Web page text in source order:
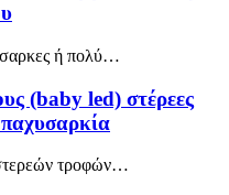
ή πολύ…
(baby led) στέρεες
τροφών…